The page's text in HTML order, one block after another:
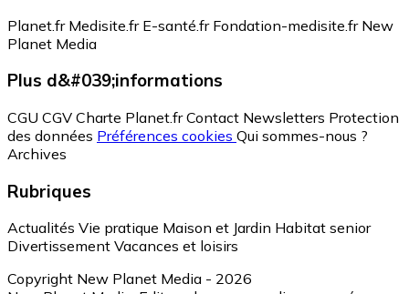
Planet.fr Medisite.fr E-santé.fr Fondation-medisite.fr New
Planet Media
Plus d&#039;informations
CGU CGV Charte Planet.fr Contact Newsletters Protection
des données Préférences cookies Qui sommes-nous ?
Archives
Rubriques
Actualités Vie pratique Maison et Jardin Habitat senior
Divertissement Vacances et loisirs
Copyright New Planet Media - 2026